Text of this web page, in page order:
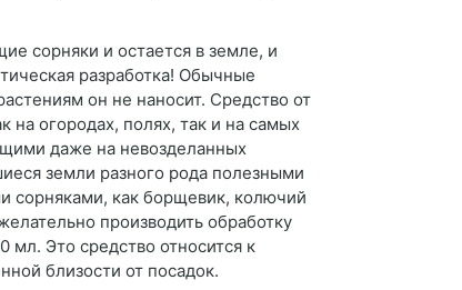
сорняки и остается в земле, и
разработка! Обычные
он не наносит. Средство от
на огородах, полях, так и на самых
даже на невозделанных
земли разного рода полезными
сорняками, как борщевик, колючий
производить обработку
Это средство относится к
близости от посадок.